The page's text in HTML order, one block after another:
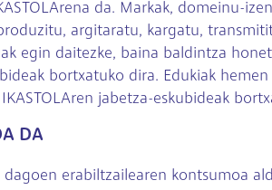
da. Markak, domeinu-
argitaratu, kargatu,
egin daitezke, baina baldintza
bortxatuko dira. Edukiak
IKASTOLAren jabetza-eskubideak
DA
erabiltzailearen kontsumoa